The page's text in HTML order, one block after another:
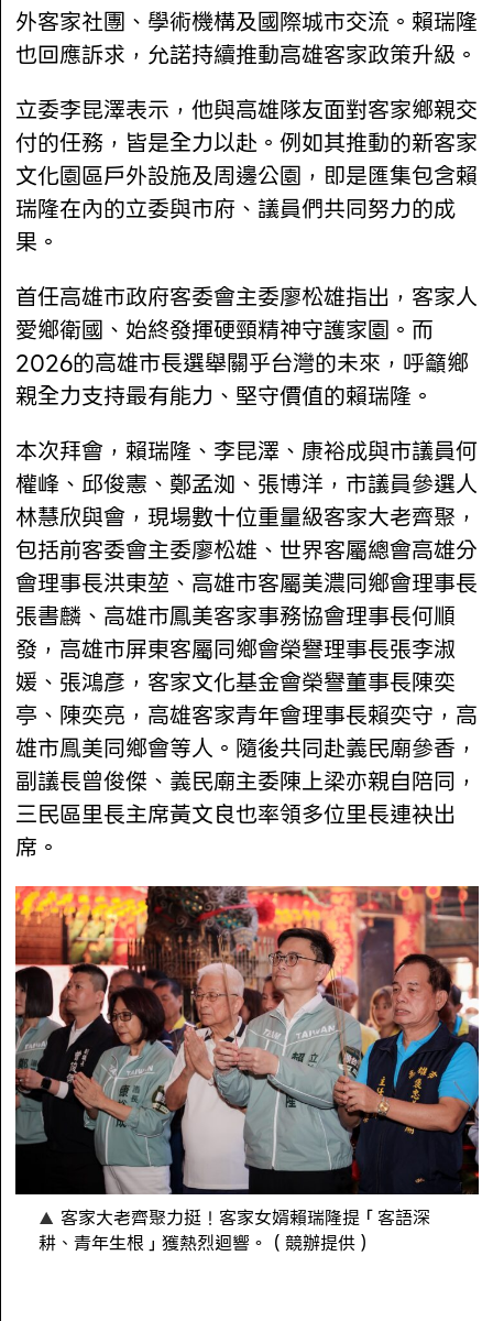
外客家社團、學術機構及國際城市交流。賴瑞隆
也回應訴求，允諾持續推動高雄客家政策升級。
立委李昆澤表示，他與高雄隊友面對客家鄉親交
付的任務，皆是全力以赴。例如其推動的新客家
文化園區戶外設施及周邊公園，即是匯集包含賴
瑞隆在內的立委與市府、議員們共同努力的成
果。
首任高雄市政府客委會主委廖松雄指出，客家人
愛鄉衛國、始終發揮硬頸精神守護家園。而
2026的高雄市長選舉關乎台灣的未來，呼籲鄉
親全力支持最有能力、堅守價值的賴瑞隆。
本次拜會，賴瑞隆、李昆澤、康裕成與市議員何
權峰、邱俊憲、鄭孟洳、張博洋，市議員參選人
林慧欣與會，現場數十位重量級客家大老齊聚，
包括前客委會主委廖松雄、世界客屬總會高雄分
會理事長洪東堃、高雄市客屬美濃同鄉會理事長
張書麟、高雄市鳳美客家事務協會理事長何順
發，高雄市屏東客屬同鄉會榮譽理事長張李淑
媛、張鴻彥，客家文化基金會榮譽董事長陳奕
亭、陳奕亮，高雄客家青年會理事長賴奕守，高
雄市鳯美同鄉會等人。隨後共同赴義民廟參香，
副議長曾俊傑、義民廟主委陳上梁亦親自陪同，
三民區里長主席黃文良也率領多位里長連袂出
席。
客家大老齊聚力挺！客家女婿賴瑞隆提「客語深
耕、青年生根」獲熱烈迴響。（競辦提供）